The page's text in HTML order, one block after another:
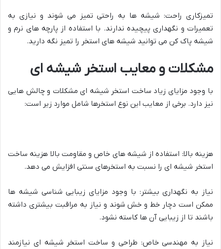
تمیزکاری راحت: شیشه ها به راحتی تمیز می شوند و نیازی به
تعمیرات و نگهداری پیچیده ندارند. با استفاده از پارچه های نرم و
شیشه پاک کن می توانید شیشه های استخر را تمیز نگه دارید.
مشکلات و معایب استخر شیشه ای
با وجود مزایای زیاد ساخت استخر شیشه ای مشکلات و چالش هایی
نیز دارد. برخی از معایب این نوع استخرها شامل موارد زیر است:
هزینه بالا: استفاده از شیشه های خاص و مقاومت بالا هزینه ساخت
استخر شیشه ای را نسبت به استخرهای سنتی افزایش می دهد.
نیاز به نگهداری بیشتر: با وجود مزایای زیبایی شناسی شیشه ها
ممکن است دچار خط و خش شوند و نیاز به مراقبت بیشتری داشته
باشند تا از زیبایی آن ها کاسته نشود.
نیاز به مهندسی خاص: طراحی و ساخت استخر شیشه ای نیازمند